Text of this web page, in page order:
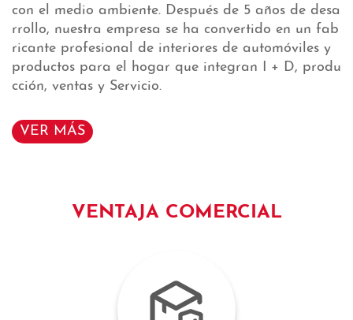
Aprender más >>
con el medio ambiente. Después de 5 años de desa
rrollo, nuestra empresa se ha convertido en un fab
ricante profesional de interiores de automóviles y
productos para el hogar que integran I + D, produ
cción, ventas y Servicio.
VER MÁS
VENTAJA COMERCIAL